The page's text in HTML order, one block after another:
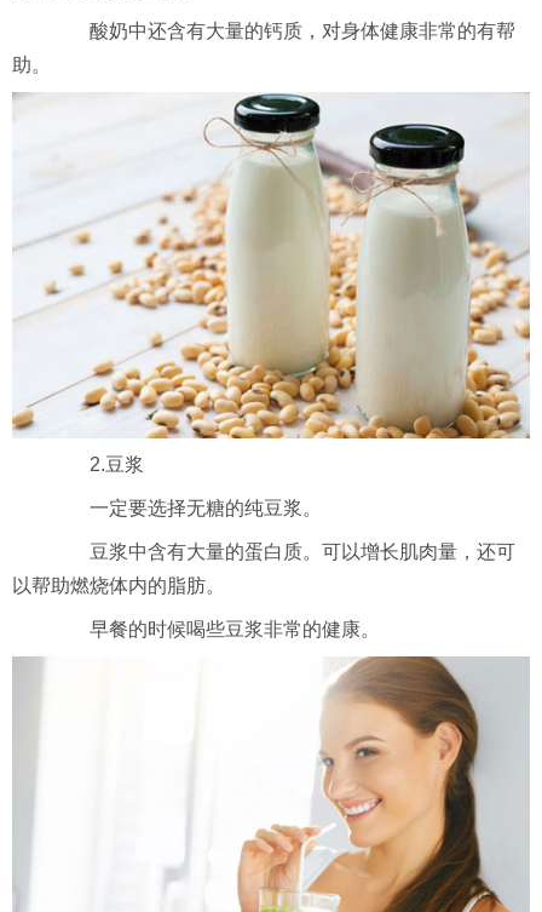
酸奶中还含有大量的钙质，对身体健康非常的有帮
助。
2.豆浆
一定要选择无糖的纯豆浆。
豆浆中含有大量的蛋白质。可以增长肌肉量，还可
以帮助燃烧体内的脂肪。
早餐的时候喝些豆浆非常的健康。